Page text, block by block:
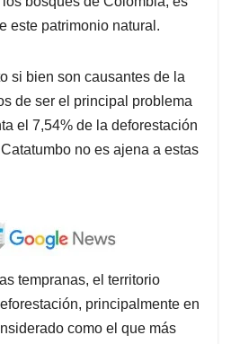
este patrimonio natural.
si bien son causantes de la
de ser el principal problema
el 7,54% de la deforestación
no es ajena a estas
tempranas, el territorio
principalmente en
como el que más